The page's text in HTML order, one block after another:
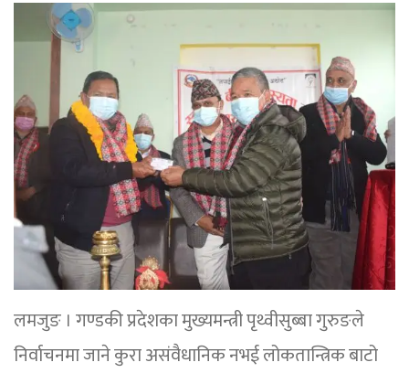
लमजुङ । गण्डकी प्रदेशका मुख्यमन्त्री पृथ्वीसुब्बा गुरुङले
निर्वाचनमा जाने कुरा असंवैधानिक नभई लोकतान्त्रिक बाटो